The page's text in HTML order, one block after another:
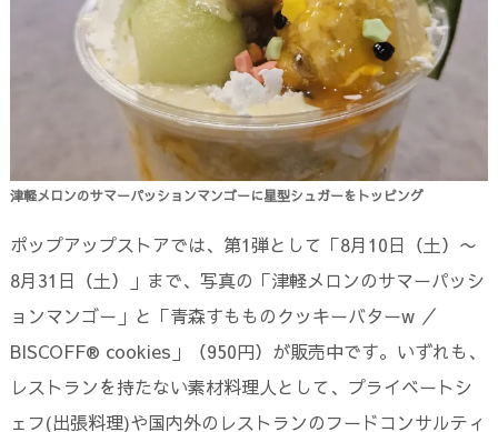
津軽メロンのサマーパッションマンゴーに星型シュガーをトッピング
ポップアップストアでは、第1弾として「8月10日（土）〜
8月31日（土）」まで、写真の「津軽メロンのサマーパッシ
ョンマンゴー」と「青森すもものクッキーバターw ／
BISCOFF® cookies」（950円）が販売中です。いずれも、
レストランを持たない素材料理人として、プライベートシ
ェフ(出張料理)や国内外のレストランのフードコンサルティ